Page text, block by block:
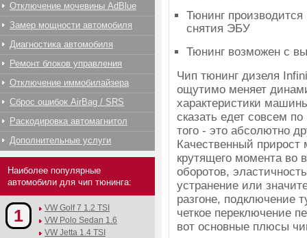
Тюнинг
снятия ЭБУ
Тюнинг возможен с
Чип тюнинг дизеля
ощутимо меняет
характеристики
сказать едет совсем
того - это абсолютно
Качественный
крутящего момента во
оборотов,
устранение или
разгоне, подключение
четкое переключение
вот основные плюсы
Отключение мочевины AdBlue
Замер мощности автомобиля
Диагностика автомобиля
Ремонт блоков управления
Отключение иммобилайзера
Сброс ошибок AirBag / SRS
Раскодировка автомагнитол
Дополнительные услуги
Наиболее популярные
автомобили для чип тюнинга:
1
VW Golf 7 1.2 TSI
VW Polo Sedan 1.6
VW Jetta 1.4 TSI